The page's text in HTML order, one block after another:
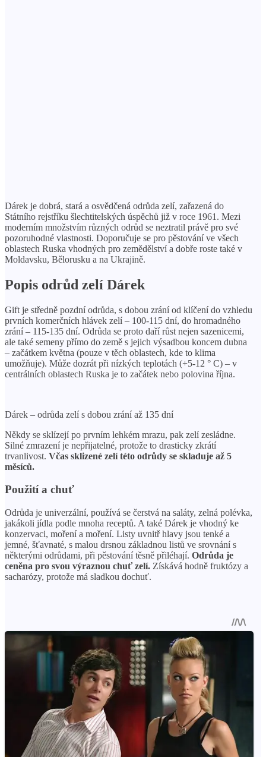
Dárek je dobrá, stará a osvědčená odrůda zelí, zařazená do
Státního rejstříku šlechtitelských úspěchů již v roce 1961. Mezi
moderním množstvím různých odrůd se neztratil právě pro své
pozoruhodné vlastnosti. Doporučuje se pro pěstování ve všech
oblastech Ruska vhodných pro zemědělství a dobře roste také v
Moldavsku, Bělorusku a na Ukrajině.
Popis odrůd zelí Dárek
Gift je středně pozdní odrůda, s dobou zrání od klíčení do vzhledu
prvních komerčních hlávek zelí – 100-115 dní, do hromadného
zrání – 115-135 dní. Odrůda se proto daří růst nejen sazenicemi,
ale také semeny přímo do země s jejich výsadbou koncem dubna
– začátkem května (pouze v těch oblastech, kde to klima
umožňuje). Může dozrát při nízkých teplotách (+5-12 ° C) – v
centrálních oblastech Ruska je to začátek nebo polovina října.
Dárek – odrůda zelí s dobou zrání až 135 dní
Někdy se sklízejí po prvním lehkém mrazu, pak zelí zesládne.
Silné zmrazení je nepřijatelné, protože to drasticky zkrátí
trvanlivost. Včas sklizené zelí této odrůdy se skladuje až 5
měsíců.
Použití a chuť
Odrůda je univerzální, používá se čerstvá na saláty, zelná polévka,
jakákoli jídla podle mnoha receptů. A také Dárek je vhodný ke
konzervaci, moření a moření. Listy uvnitř hlavy jsou tenké a
jemné, šťavnaté, s malou drsnou základnou listů ve srovnání s
některými odrůdami, při pěstování těsně přiléhají. Odrůda je
ceněna pro svou výraznou chuť zelí. Získává hodně fruktózy a
sacharózy, protože má sladkou dochuť.